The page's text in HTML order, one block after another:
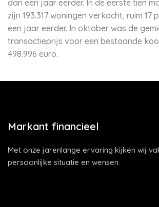
dan een jaar eerder. In de eerste tien
zijn 193.317 woningen verkocht, ruim 17
een jaar eerder. In oktober was de
transactieprijs voor een bestaande
498.996 euro.
Markant financieel
Met onze jarenlange ervaring kijken wij
persoonlijke situatie en wensen.